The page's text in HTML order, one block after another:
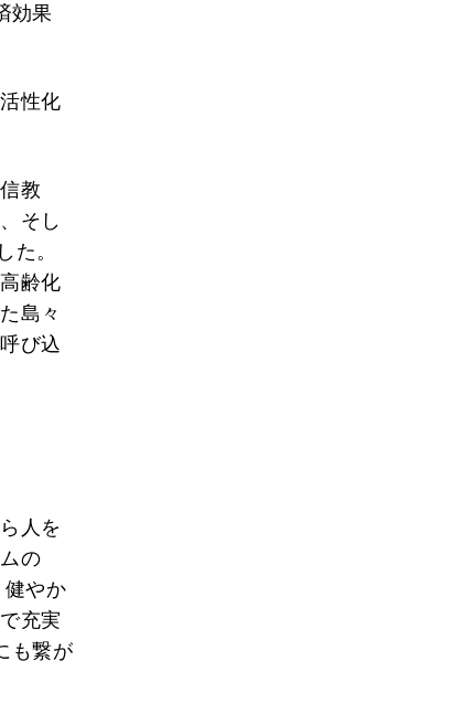
効果
性化
教
そし
た。
齢化
島々
び込
人を
の
健やか
充実
も繋が